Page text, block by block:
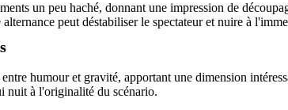
un peu haché, donnant une impression de
peut déstabiliser le spectateur et nuire à
humour et gravité, apportant une dimension
nuit à l'originalité du scénario.